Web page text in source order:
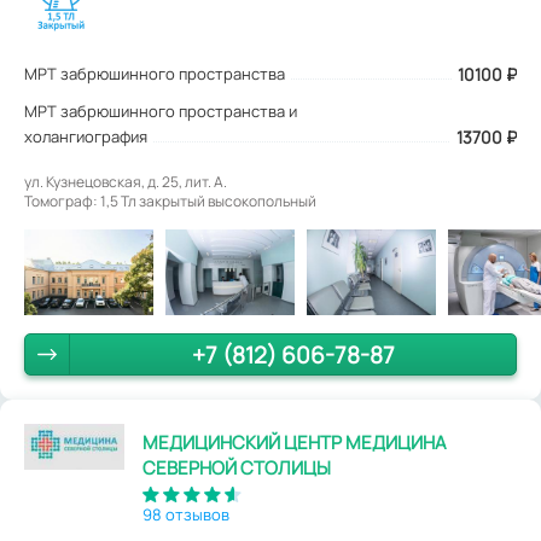
МРТ забрюшинного пространства 10100 ₽
МРТ забрюшинного пространства и
холангиография
13700 ₽
ул. Кузнецовская, д. 25, лит. А.
Томограф: 1,5 Тл закрытый высокопольный
+7 (812) 606-78-87
МЕДИЦИНСКИЙ ЦЕНТР МЕДИЦИНА
СЕВЕРНОЙ СТОЛИЦЫ
98 отзывов